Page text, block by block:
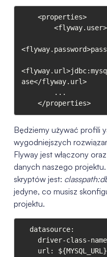
ase</flyway.url>
    </properties>
Będziemy używać profili
wygodniejszych
Flyway jest włączony
danych naszego
skryptów jest:
jedyne, co musisz
projektu.